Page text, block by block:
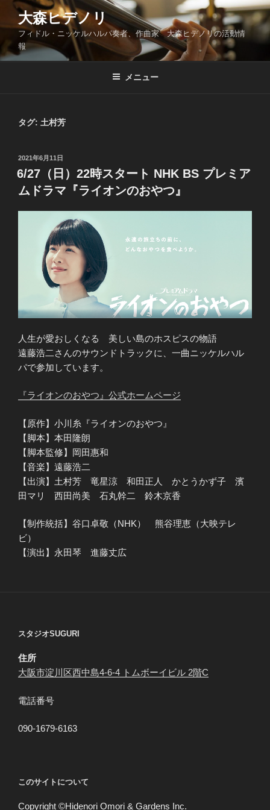
ン
ツ
大森ヒデノリ
フィドル・ニッケルハルパ奏者、作曲家 大森ヒデノリの活動情
報
メニュー
タグ: 土村芳
投
稿
日:
2021年6月11日
6/27（日）22時スタート NHK BS プレミア
ムドラマ『ライオンのおやつ』
人生が愛おしくなる 美しい島のホスピスの物語
遠藤浩二さんのサウンドトラックに、一曲ニッケルハル
パで参加しています。
『ライオンのおやつ』公式ホームページ
【原作】小川糸『ライオンのおやつ』
【脚本】本田隆朗
【脚本監修】岡田惠和
【音楽】遠藤浩二
【出演】土村芳 竜星涼 和田正人 かとうかず子 濱
田マリ 西田尚美 石丸幹二 鈴木京香
【制作統括】谷口卓敬（NHK） 熊谷理恵（大映テレ
ビ）
【演出】永田琴 進藤丈広
スタジオSUGURI
住所
大阪市淀川区西中島4-6-4 トムボーイビル 2階C
電話番号
090-1679-6163
このサイトについて
Copyright ©Hidenori Omori & Gardens Inc.